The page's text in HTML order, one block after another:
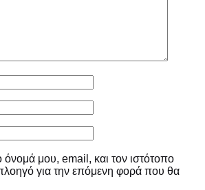
μου, email, και τον ιστότοπο
για την επόμενη φορά που θα